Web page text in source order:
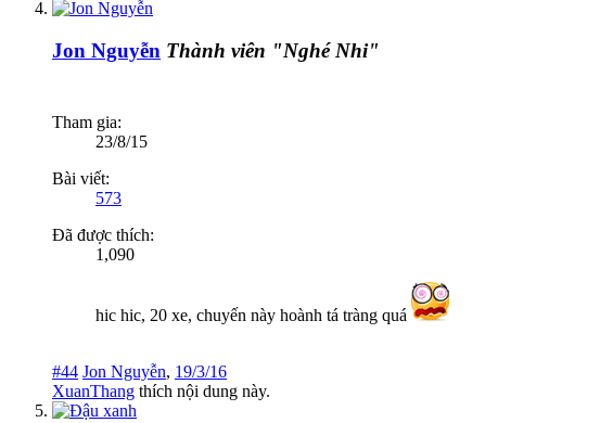
Jon Nguyễn Thành viên "Nghé Nhi"
Tham gia:
23/8/15
Bài viết:
573
Đã được thích:
1,090
hic hic, 20 xe, chuyến này hoành tá tràng quá
#44 Jon Nguyễn, 19/3/16
XuanThang thích nội dung này.